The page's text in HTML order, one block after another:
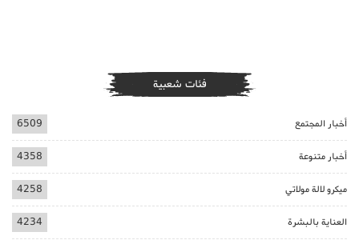
فئات شعبية
أخبار المجتمع 6509
أخبار متنوعة 4358
ميكرو لالة مولاتي 4258
العناية بالبشرة 4234